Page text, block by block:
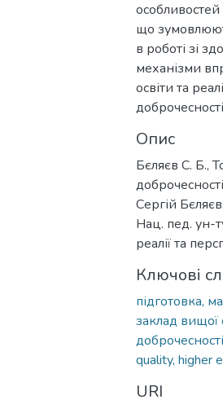
що
в роботі зі
механізми
освіти та
Опис
Бєляєв С. Б.,
Сергій
Нац. пед. ун-
реалії та
Ключові
підготовка,
заклад вищої
доброчесності
quality, higher
URI